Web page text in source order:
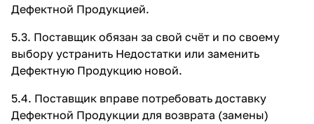
Дефектной Продукцией.
5.3. Поставщик обязан за свой счёт и по своему
выбору устранить Недостатки или заменить
Дефектную Продукцию новой.
5.4. Поставщик вправе потребовать доставку
Дефектной Продукции для возврата (замены)